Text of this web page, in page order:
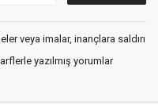
veya imalar, inançlara saldırı
yazılmış yorumlar